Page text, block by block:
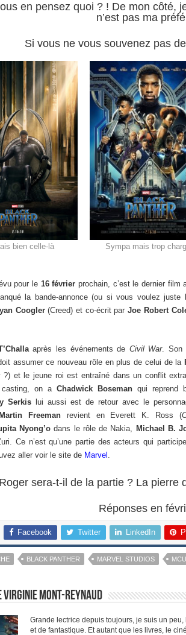
en pensez quoi ? ! De mon côté,
n’est pas ma
Si vous ne vous souvenez pas
bien celle-là Sympa mais trop
pour le 16 février prochain, c’est le dernier film
la bande-annonce (ou si vous voulez
Coogler(Creed) et co-écrit parJoe Robert
après les événements de Civil War. Son
assumer ce nouveau rôle en plus de celui de la
?) et le jeune roi est entraîné dans un conflit
on a Chadwick Bosemanqui reprend
Serkis lui aussi est de retour avec le
Freemanrevient en Everett K. Ross (
Nyong’o dans le rôle de Nakia, Michael B.
Ce n’est qu’une partie des acteurs qui
aller voir le site de Marvel
sera-t-il de la partie ? La pierre
Réponses en
Facebook Twitter LinkedIn
BLACK PANTHER MARVEL STUDIOS MCU
Virginie Mont-Reynaud
Grande lectrice depuis toujours, je suis un
et de fantastique. Et autant que les livres, le